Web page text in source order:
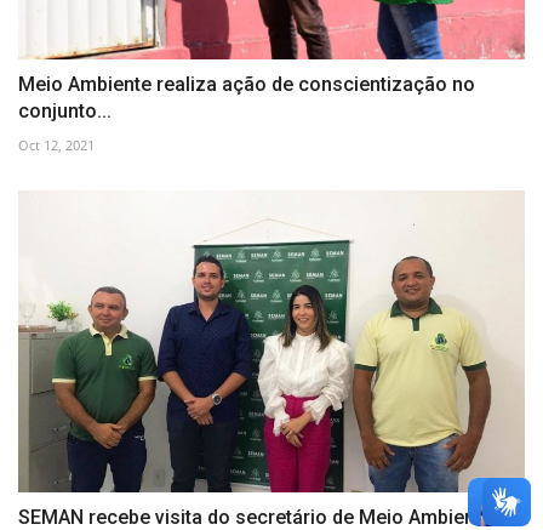
Meio Ambiente realiza ação de conscientização no
conjunto...
Oct 12, 2021
SEMAN recebe visita do secretário de Meio Ambiente de